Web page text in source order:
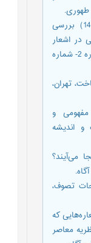
علی عباس‌علی‌زاده و حمیرا زمردی (1402) بررسی
در اشعار
خاقانی و متنبی، ادب فارسی، دوره 13، شماره 2- شماره
و شناخت، تهران،
‌مفهومی‌ و‌
اندیشه
از کجا می‌آیند؟
اصطلاحات تصوف،
(1397) استعاره‌هایی که
معاصر